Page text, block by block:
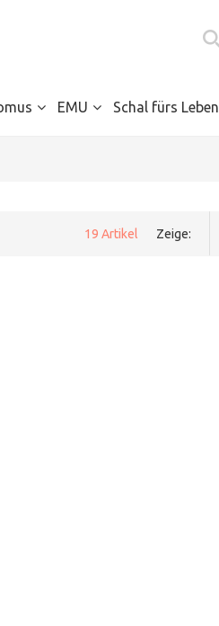
EMU Schal fürs Leben
19 Artikel Zeige